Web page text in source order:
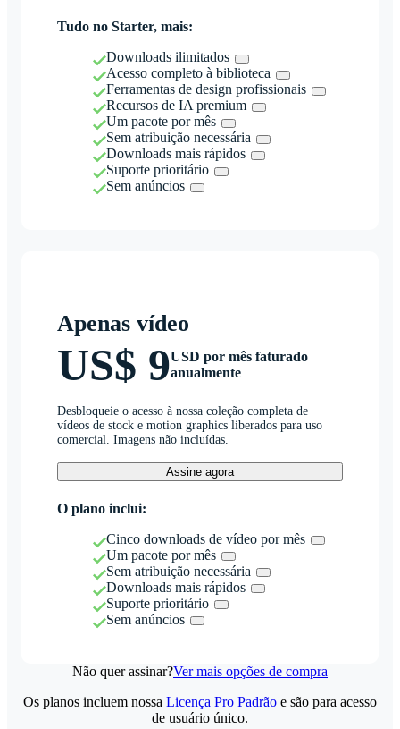
Tudo no Starter, mais:
Downloads ilimitados
Acesso completo à biblioteca
Ferramentas de design profissionais
Recursos de IA premium
Um pacote por mês
Sem atribuição necessária
Downloads mais rápidos
Suporte prioritário
Sem anúncios
Apenas vídeo
US$ 9USD por mês faturado
anualmente
Desbloqueie o acesso à nossa coleção completa de
vídeos de stock e motion graphics liberados para uso
comercial. Imagens não incluídas.
Assine agora
O plano inclui:
Cinco downloads de vídeo por mês
Um pacote por mês
Sem atribuição necessária
Downloads mais rápidos
Suporte prioritário
Sem anúncios
Não quer assinar?Ver mais opções de compra
Os planos incluem nossa Licença Pro Padrão e são para acesso
de usuário único.